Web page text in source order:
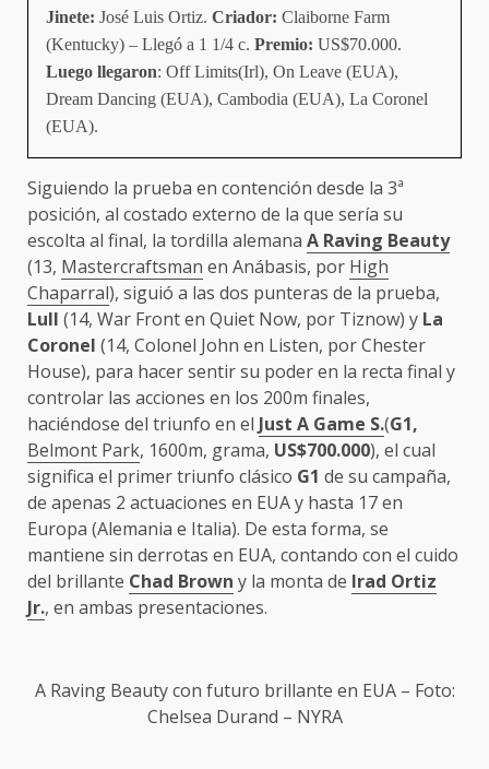
Jinete: José Luis Ortiz. Criador: Claiborne Farm
(Kentucky) – Llegó a 1 1/4 c. Premio: US$70.000.
Luego llegaron: Off Limits(Irl), On Leave (EUA),
Dream Dancing (EUA), Cambodia (EUA), La Coronel
(EUA).
Siguiendo la prueba en contención desde la 3ª
posición, al costado externo de la que sería su
escolta al final, la tordilla alemana A Raving Beauty
(13, Mastercraftsman en Anábasis, por High
Chaparral), siguió a las dos punteras de la prueba,
Lull (14, War Front en Quiet Now, por Tiznow) y La
Coronel (14, Colonel John en Listen, por Chester
House), para hacer sentir su poder en la recta final y
controlar las acciones en los 200m finales,
haciéndose del triunfo en el Just A Game S.(G1,
Belmont Park, 1600m, grama, US$700.000), el cual
significa el primer triunfo clásico G1 de su campaña,
de apenas 2 actuaciones en EUA y hasta 17 en
Europa (Alemania e Italia). De esta forma, se
mantiene sin derrotas en EUA, contando con el cuido
del brillante Chad Brown y la monta de Irad Ortiz
Jr., en ambas presentaciones.
A Raving Beautycon futuro brillante en EUA – Foto:
Chelsea Durand – NYRA